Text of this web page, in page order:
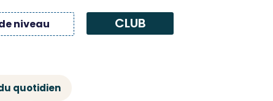
niveau CLUB
quotidien